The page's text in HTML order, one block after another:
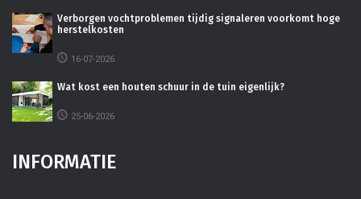
Verborgen vochtproblemen tijdig signaleren voorkomt hoge
herstelkosten
16-07-2026
Wat kost een houten schuur in de tuin eigenlijk?
25-06-2026
INFORMATIE